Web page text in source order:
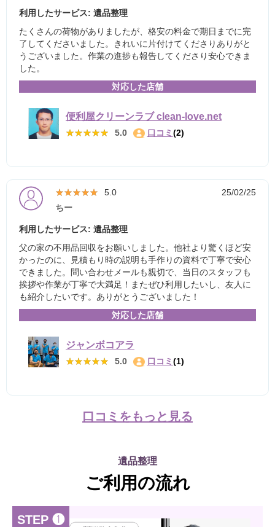
利用したサービス: 遺品整理
たくさんの荷物がありましたが、格安の料金で期日までに完
了してくださいました。きれいに片付けてくださりありがと
うございました。作業の進捗も報告してくださり安心できま
した。
対応した店舗
便利屋クリーンラブ clean-love.net
★★★★★
★★★★★ 5.0 口コミ (2)
★★★★★
★★★★★ 5.0
25/02/25
ちー
利用したサービス: 遺品整理
父の家の不用品回収をお願いしました。他社より驚くほど安
かったのに、見積もり時の説明も手作りの資料で丁寧で安心
できました。問い合わせメールも親切で、当日のスタッフも
挨拶や作業が丁寧で大満足！またぜひ利用したいし、友人に
も紹介したいです。ありがとうございました！
対応した店舗
ジャンボコアラ
★★★★★
★★★★★ 5.0 口コミ (1)
口コミをもっと見る
遺品整理
ご利用の流れ
STEP ❶